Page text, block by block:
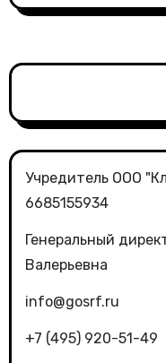
Учредитель ООО
6685155934
Генеральный
Валерьевна
info@gosrf.ru
+7 (495) 920-51-49